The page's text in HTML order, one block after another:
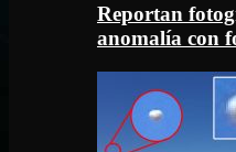
Reportan
anomalía con